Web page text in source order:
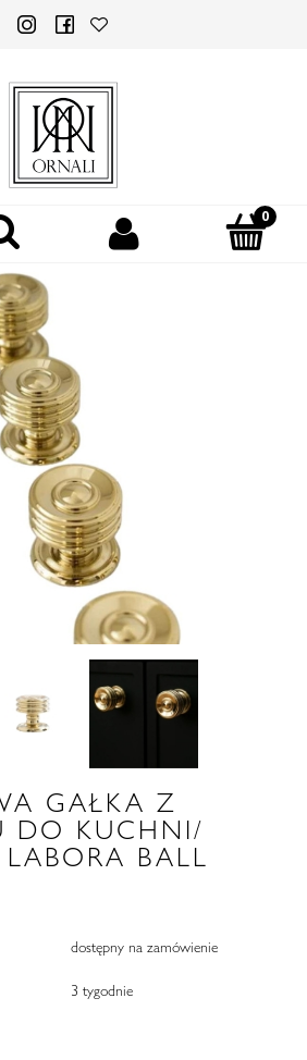
GAŁKA Z
DO KUCHNI/
BALL
dostępny na zamówienie
3 tygodnie